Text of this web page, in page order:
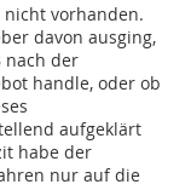
vorhanden.
davon ausging,
nach der
handle, oder ob
aufgeklärt
habe der
nur auf die